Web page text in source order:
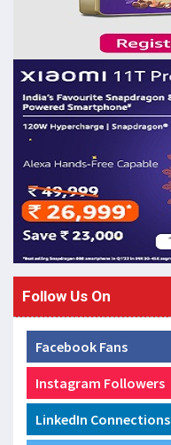
Follow Us On
Facebook Fans
Instagram Followers
LinkedIn Connections